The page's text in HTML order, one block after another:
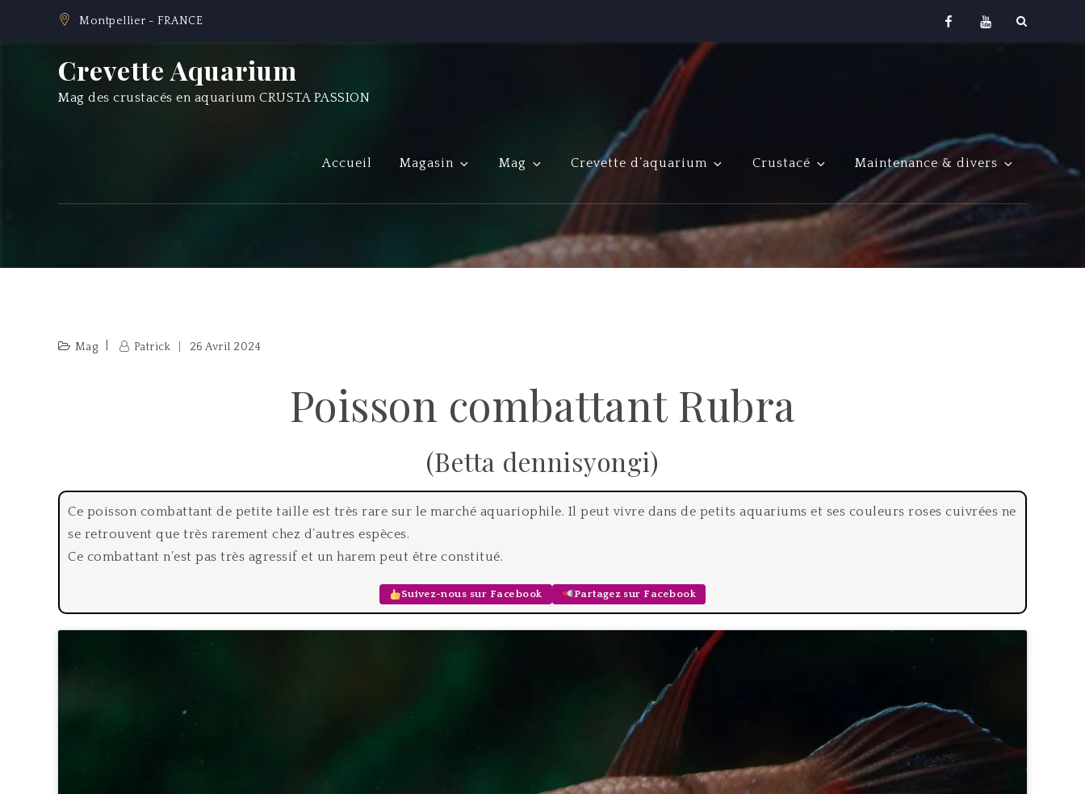
Montpellier - FRANCE FacebookYoutube
Crevette Aquarium
Mag des crustacés en aquarium CRUSTA PASSION
Accueil Magasin Mag Crevette d’aquarium Crustacé Maintenance & divers
Mag Patrick 26 Avril 2024
Poisson combattant Rubra
(Betta dennisyongi)
Ce poisson combattant de petite taille est très rare sur le marché aquariophile. Il peut vivre dans de petits aquariums et ses couleurs roses cuivrées ne
se retrouvent que très rarement chez d’autres espèces.
Ce combattant n’est pas très agressif et un harem peut être constitué.
Suivez-nous sur Facebook Partagez sur Facebook